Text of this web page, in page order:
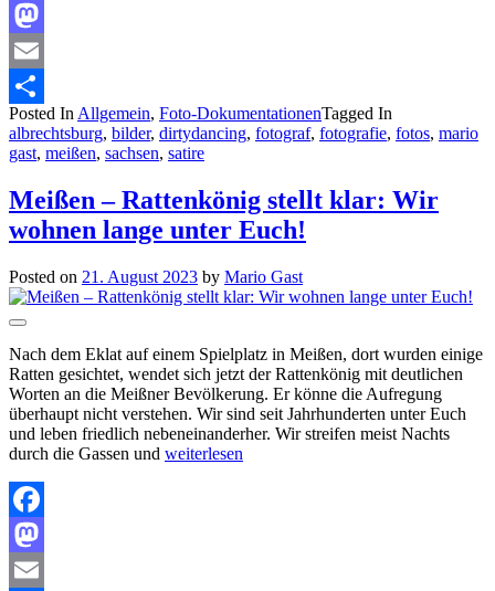
Facebook
Mastodon
Email
Teilen
Posted In Allgemein, Foto-DokumentationenTagged In
albrechtsburg, bilder, dirtydancing, fotograf, fotografie, fotos, mario
gast, meißen, sachsen, satire
Meißen – Rattenkönig stellt klar: Wir
wohnen lange unter Euch!
Posted on 21. August 2023 by Mario Gast
Nach dem Eklat auf einem Spielplatz in Meißen, dort wurden einige
Ratten gesichtet, wendet sich jetzt der Rattenkönig mit deutlichen
Worten an die Meißner Bevölkerung. Er könne die Aufregung
überhaupt nicht verstehen. Wir sind seit Jahrhunderten unter Euch
und leben friedlich nebeneinanderher. Wir streifen meist Nachts
durch die Gassen und weiterlesen
Facebook
Mastodon